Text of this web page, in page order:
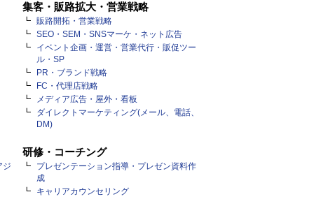
集客・販路拡大・営業戦略
販路開拓・営業戦略
SEO・SEM・SNSマーケ・ネット広告
イベント企画・運営・営業代行・販促ツー
ル・SP
PR・ブランド戦略
FC・代理店戦略
メディア広告・屋外・看板
ダイレクトマーケティング(メール、電話、
DM)
ジ
研修・コーチング
プレゼンテーション指導・プレゼン資料作
成
キャリアカウンセリング